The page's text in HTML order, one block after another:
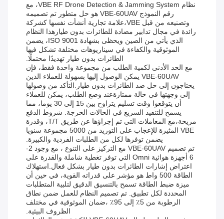
نظام VBE RF Drone Detection & Jamming System، مع
رقم النموذج VBE-60UAV هو حل متطور تم تصميمه
وتصنيعه من قبل VBE،علامة تجارية أنشأت نفسها كشركة
رائدة في مجال تدابير مضادة للطائرات بدون طيارهذا النظام
الذي يأتي من الصين ويحظى بشهادة ISO 9001، يضمن
الموثوقية والكفاءة في سيناريوهات مختلفة تشكل فيها
الطائرات بدون طيار تهديدًا محتملًا.
مع الحد الأدنى لكمية الطلب من مجموعة واحدة فقط، فإن
VBE-60UAV يمكن الوصول إليها بسهولة للعملاء الذين
يحتاجون إلى حل ضد الطائرات بدون طيار.التأكد من وصولها
إلى وجهتها في حالة ممتازةعند وضع الطلب، يمكن للعملاء
أن يتوقعوا وقت تسليم يتراوح بين 15 إلى 30 يوما، مما
يسمح للتنفيذ السريع في الحالات الحرجة. شروط الدفع
مريحة،مع المعاملات التي تم إجراؤها عن طريق T/T، وقدرة
VBE المثيرة للإعجاب على التوريد من 5000 مجموعة سنويا
يضمن توفرها لكل من الطلبات الفردية والكبيرة.
تم تصميم VBE-60UAV مع التركيز على التنوع ، مع وجود 2-
6 أجهزة هوائية Omni التي توفر تغطية شاملة والقدرة على
اعتراض إشارات الطائرات بدون طيار بشكل فعال.استهلاك
الطاقة 500 واط هو مؤشر على قدراته القوية، في حين أن
ميزة ضبط الطاقة تسمح بالتنسيق الدقيق لتلبية المتطلبات
المحددة لكل تطبيق. تم تصميم النظام للعمل ضمن نطاق
الرطوبة من 5٪ إلى 95٪ ،ضمان الموثوقية في مختلف
الظروف البيئية.